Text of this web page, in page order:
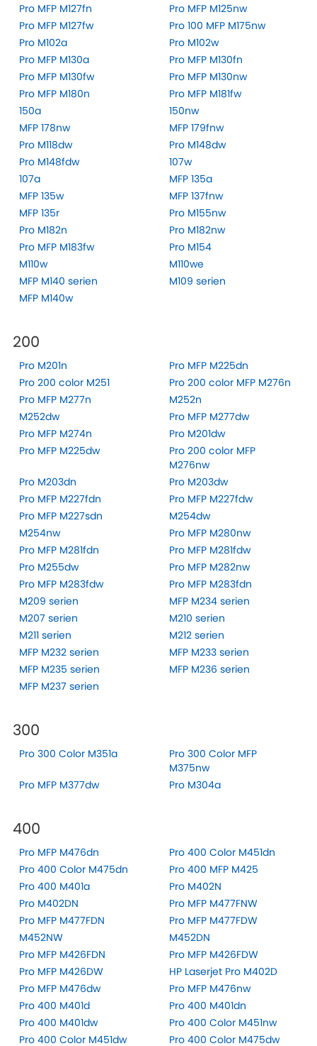
Pro MFP M127fn
Pro MFP M125nw
Pro MFP M127fw
Pro 100 MFP M175nw
Pro M102a
Pro M102w
Pro MFP M130a
Pro MFP M130fn
Pro MFP M130fw
Pro MFP M130nw
Pro MFP M180n
Pro MFP M181fw
150a
150nw
MFP 178nw
MFP 179fnw
Pro M118dw
Pro M148dw
Pro M148fdw
107w
107a
MFP 135a
MFP 135w
MFP 137fnw
MFP 135r
Pro M155nw
Pro M182n
Pro M182nw
Pro MFP M183fw
Pro M154
M110w
M110we
MFP M140 serien
M109 serien
MFP M140w
200
Pro M201n
Pro MFP M225dn
Pro 200 color M251
Pro 200 color MFP M276n
Pro MFP M277n
M252n
M252dw
Pro MFP M277dw
Pro MFP M274n
Pro M201dw
Pro MFP M225dw
Pro 200 color MFP
M276nw
Pro M203dn
Pro M203dw
Pro MFP M227fdn
Pro MFP M227fdw
Pro MFP M227sdn
M254dw
M254nw
Pro MFP M280nw
Pro MFP M281fdn
Pro MFP M281fdw
Pro M255dw
Pro MFP M282nw
Pro MFP M283fdw
Pro MFP M283fdn
M209 serien
MFP M234 serien
M207 serien
M210 serien
M211 serien
M212 serien
MFP M232 serien
MFP M233 serien
MFP M235 serien
MFP M236 serien
MFP M237 serien
300
Pro 300 Color M351a
Pro 300 Color MFP
M375nw
Pro MFP M377dw
Pro M304a
400
Pro MFP M476dn
Pro 400 Color M451dn
Pro 400 Color M475dn
Pro 400 MFP M425
Pro 400 M401a
Pro M402N
Pro M402DN
Pro MFP M477FNW
Pro MFP M477FDN
Pro MFP M477FDW
M452NW
M452DN
Pro MFP M426FDN
Pro MFP M426FDW
Pro MFP M426DW
HP Laserjet Pro M402D
Pro MFP M476dw
Pro MFP M476nw
Pro 400 M401d
Pro 400 M401dn
Pro 400 M401dw
Pro 400 Color M451nw
Pro 400 Color M451dw
Pro 400 Color M475dw